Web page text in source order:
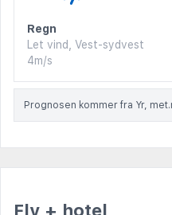
Regn
Let vind, Vest-sydvest
4m/s
Prognosen kommer fra Yr,
Fly + hotel